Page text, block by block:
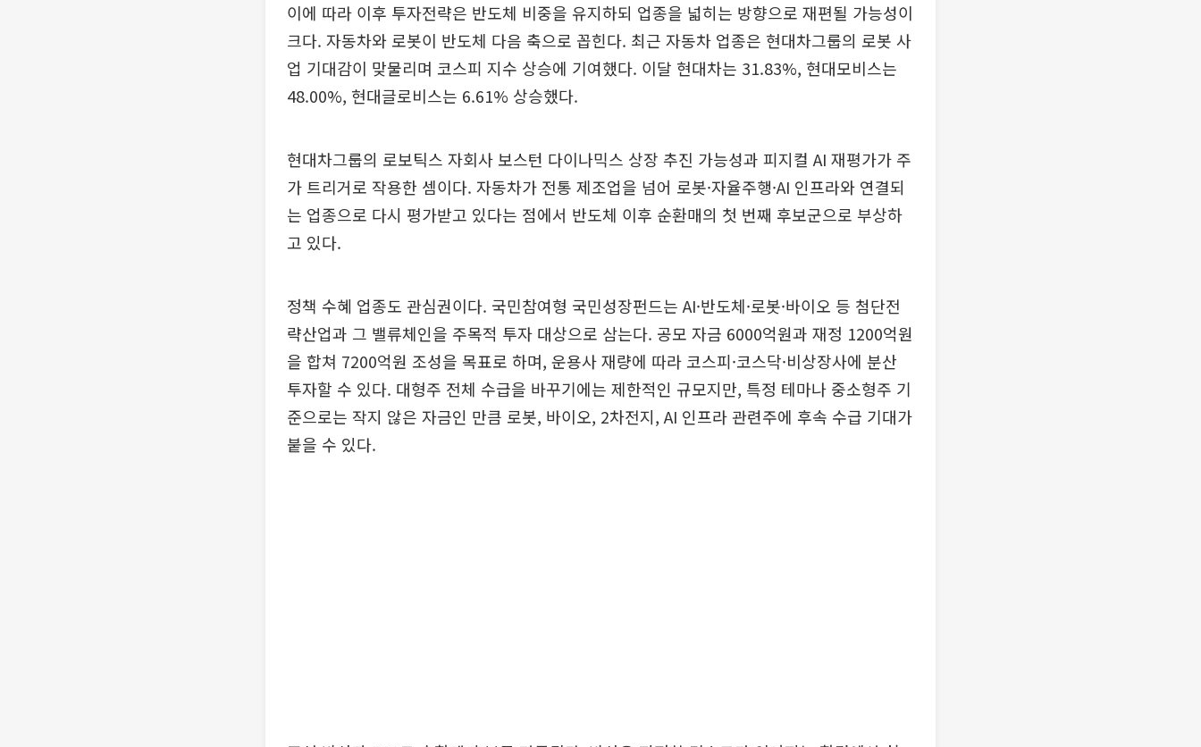
이에 따라 이후 투자전략은 반도체 비중을 유지하되 업종을 넓히는 방향으로 재편될 가능성이
크다. 자동차와 로봇이 반도체 다음 축으로 꼽힌다. 최근 자동차 업종은 현대차그룹의 로봇 사
업 기대감이 맞물리며 코스피 지수 상승에 기여했다. 이달 현대차는 31.83%, 현대모비스는
48.00%, 현대글로비스는 6.61% 상승했다.
현대차그룹의 로보틱스 자회사 보스턴 다이나믹스 상장 추진 가능성과 피지컬 AI 재평가가 주
가 트리거로 작용한 셈이다. 자동차가 전통 제조업을 넘어 로봇·자율주행·AI 인프라와 연결되
는 업종으로 다시 평가받고 있다는 점에서 반도체 이후 순환매의 첫 번째 후보군으로 부상하
고 있다.
정책 수혜 업종도 관심권이다. 국민참여형 국민성장펀드는 AI·반도체·로봇·바이오 등 첨단전
략산업과 그 밸류체인을 주목적 투자 대상으로 삼는다. 공모 자금 6000억원과 재정 1200억원
을 합쳐 7200억원 조성을 목표로 하며, 운용사 재량에 따라 코스피·코스닥·비상장사에 분산
투자할 수 있다. 대형주 전체 수급을 바꾸기에는 제한적인 규모지만, 특정 테마나 중소형주 기
준으로는 작지 않은 자금인 만큼 로봇, 바이오, 2차전지, AI 인프라 관련주에 후속 수급 기대가
붙을 수 있다.